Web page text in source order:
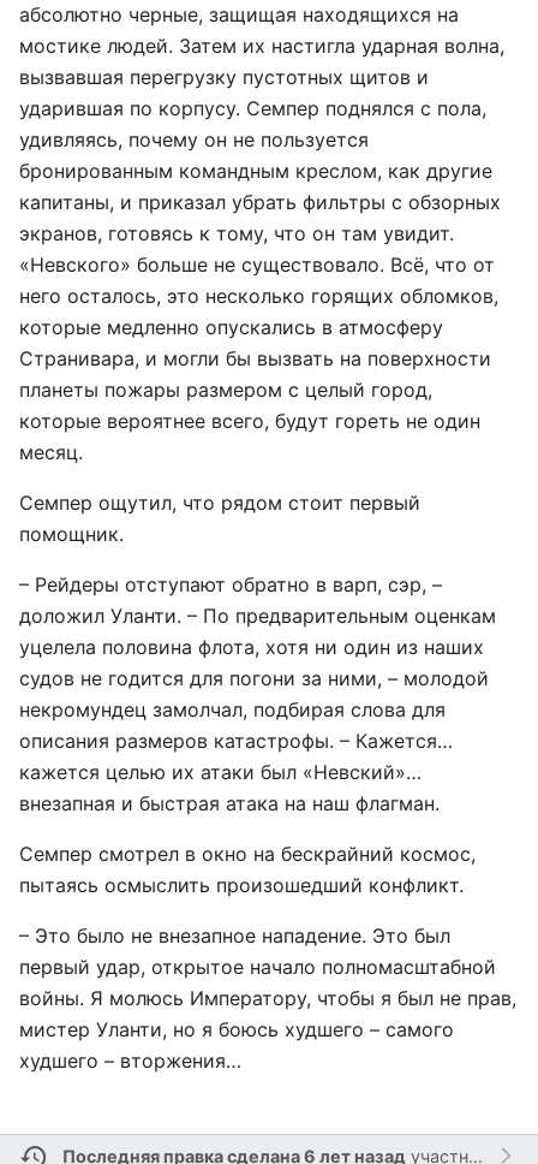
абсолютно черные, защищая находящихся на
мостике людей. Затем их настигла ударная волна,
вызвавшая перегрузку пустотных щитов и
ударившая по корпусу. Семпер поднялся с пола,
удивляясь, почему он не пользуется
бронированным командным креслом, как другие
капитаны, и приказал убрать фильтры с обзорных
экранов, готовясь к тому, что он там увидит.
«Невского» больше не существовало. Всё, что от
него осталось, это несколько горящих обломков,
которые медленно опускались в атмосферу
Странивара, и могли бы вызвать на поверхности
планеты пожары размером с целый город,
которые вероятнее всего, будут гореть не один
месяц.
Семпер ощутил, что рядом стоит первый
помощник.
– Рейдеры отступают обратно в варп, сэр, –
доложил Уланти. – По предварительным оценкам
уцелела половина флота, хотя ни один из наших
судов не годится для погони за ними, – молодой
некромундец замолчал, подбирая слова для
описания размеров катастрофы. – Кажется…
кажется целью их атаки был «Невский»…
внезапная и быстрая атака на наш флагман.
Семпер смотрел в окно на бескрайний космос,
пытаясь осмыслить произошедший конфликт.
– Это было не внезапное нападение. Это был
первый удар, открытое начало полномасштабной
войны. Я молюсь Императору, чтобы я был не прав,
мистер Уланти, но я боюсь худшего – самого
худшего – вторжения…
Последняя правка сделана 6 лет назадучастником